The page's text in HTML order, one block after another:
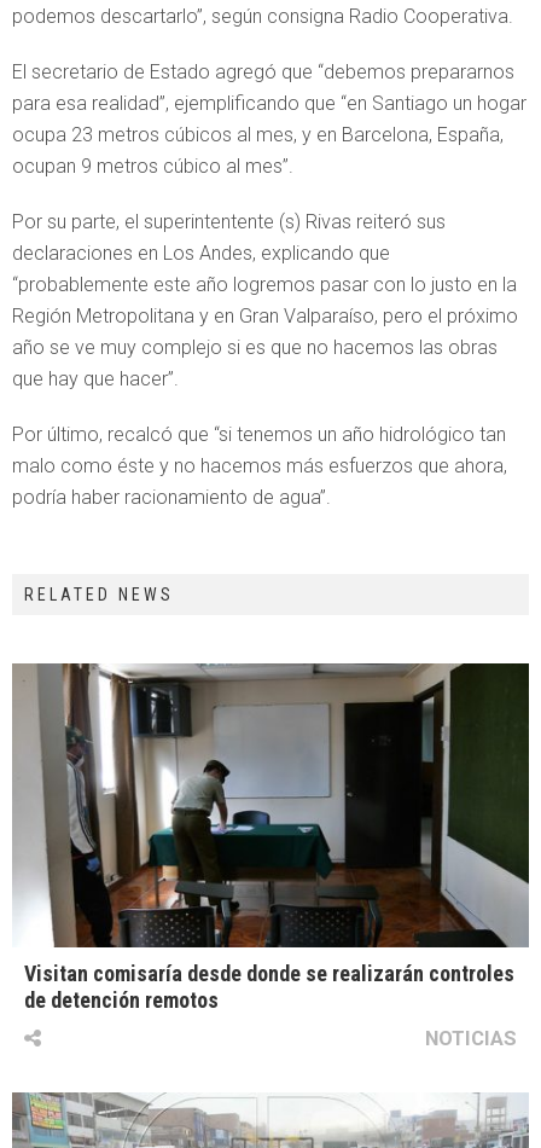
podemos descartarlo”, según consigna Radio Cooperativa.
El secretario de Estado agregó que “debemos prepararnos
para esa realidad”, ejemplificando que “en Santiago un hogar
ocupa 23 metros cúbicos al mes, y en Barcelona, España,
ocupan 9 metros cúbico al mes”.
Por su parte, el superintentente (s) Rivas reiteró sus
declaraciones en Los Andes, explicando que
“probablemente este año logremos pasar con lo justo en la
Región Metropolitana y en Gran Valparaíso, pero el próximo
año se ve muy complejo si es que no hacemos las obras
que hay que hacer”.
Por último, recalcó que “si tenemos un año hidrológico tan
malo como éste y no hacemos más esfuerzos que ahora,
podría haber racionamiento de agua”.
RELATED NEWS
Visitan comisaría desde donde se realizarán controles
de detención remotos
NOTICIAS